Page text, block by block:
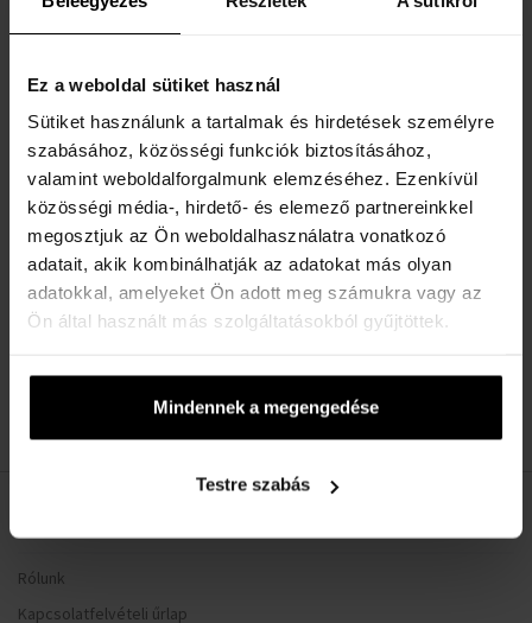
Ez a weboldal sütiket használ
Sütiket használunk a tartalmak és hirdetések személyre
szabásához, közösségi funkciók biztosításához,
valamint weboldalforgalmunk elemzéséhez. Ezenkívül
közösségi média-, hirdető- és elemező partnereinkkel
megosztjuk az Ön weboldalhasználatra vonatkozó
adatait, akik kombinálhatják az adatokat más olyan
adatokkal, amelyeket Ön adott meg számukra vagy az
Ön által használt más szolgáltatásokból gyűjtöttek.
Mindennek a megengedése
Testre szabás
Armand Basi L`Eau Pour
Homme Intense Vetiver Eau
de Toilette
75ml - Eau de Toilette -
Elküldjük 12.08.
6490 Ft
:
Rólunk
Kapcsolatfelvételi űrlap